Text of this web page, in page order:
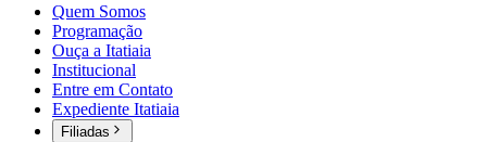
Quem Somos
Programação
Ouça a Itatiaia
Institucional
Entre em Contato
Expediente Itatiaia
Filiadas